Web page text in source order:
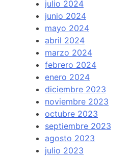
julio 2024
junio 2024
mayo 2024
abril 2024
marzo 2024
febrero 2024
enero 2024
diciembre 2023
noviembre 2023
octubre 2023
septiembre 2023
agosto 2023
julio 2023